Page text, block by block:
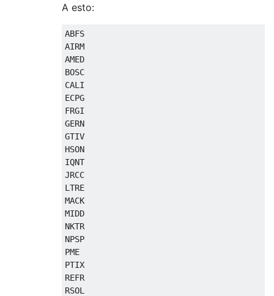
A esto:
ABFS
AIRM
AMED
BOSC
CALI
ECPG
FRGI
GERN
GTIV
HSON
IQNT
JRCC
LTRE
MACK
MIDD
NKTR
NPSP
PME
PTIX
REFR
RSOL